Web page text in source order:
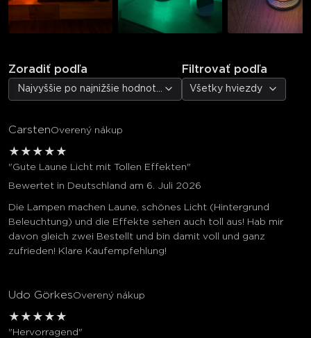
Zoradiť podľa
Najvyššie po najnižšie hodnotenie
Filtrovať podľa
Všetky hviezdy
CarstenOverený nákup
★ ★ ★ ★ ★
"Gute Laune Licht mit Tollen Effekten"
Bewertet in Deutschland am 6. Juli 2026
Die Lampen machen Laune, schönes Licht (Hintergrund
Beleuchtung) und die Effekte sehen auch toll aus! Hab mir
davon gleich zwei Bestellt und bin damit voll und ganz
zufrieden! Klare Kaufempfehlung!
Udo GörkesOverený nákup
★ ★ ★ ★ ★
"Hervorragend"